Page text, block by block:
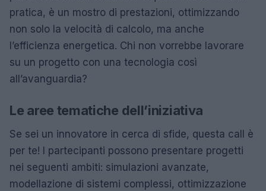
pratica, è un mostro di prestazioni, ottimizzando
non solo la velocità di calcolo, ma anche
l’efficienza energetica. Chi non vorrebbe lavorare
su un progetto con una tecnologia così
all’avanguardia?
Le aree tematiche dell’iniziativa
Se sei un innovatore in cerca di sfide, questa call è
per te! I partecipanti possono presentare progetti
nei seguenti ambiti: simulazioni avanzate,
modellazione di sistemi complessi, ottimizzazione